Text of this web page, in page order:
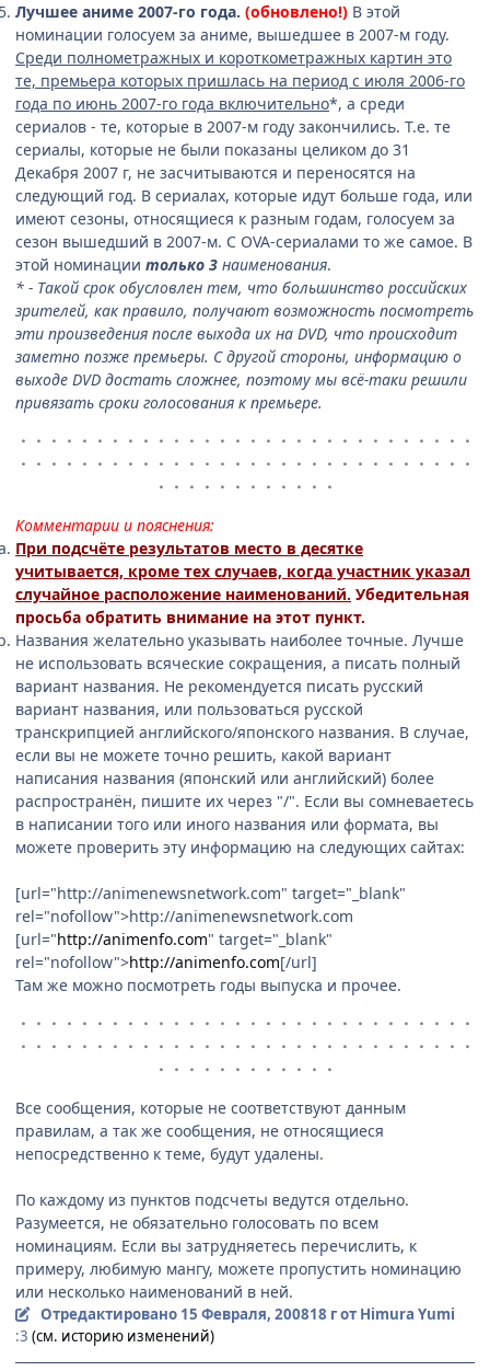
Лучшее аниме 2007-го года. (обновлено!) В этой
номинации голосуем за аниме, вышедшее в 2007-м году.
Среди полнометражных и короткометражных картин это
те, премьера которых пришлась на период с июля 2006-го
года по июнь 2007-го года включительно*, а среди
сериалов - те, которые в 2007-м году закончились. Т.е. те
сериалы, которые не были показаны целиком до 31
Декабря 2007 г, не засчитываются и переносятся на
следующий год. В сериалах, которые идут больше года, или
имеют сезоны, относящиеся к разным годам, голосуем за
сезон вышедший в 2007-м. С OVA-сериалами то же самое. В
этой номинации только 3 наименования.
* - Такой срок обусловлен тем, что большинство российских
зрителей, как правило, получают возможность посмотреть
эти произведения после выхода их на DVD, что происходит
заметно позже премьеры. С другой стороны, информацию о
выходе DVD достать сложнее, поэтому мы всё-таки решили
привязать сроки голосования к премьере.
・・・・・・・・・・・・・・・・・・・・・・・・・・・・・・
・・・・・・・・・・・・・・・・・・・・・・・・・・・・・・
・・・・・・・・・・・・
Комментарии и пояснения:
При подсчёте результатов место в десятке
учитывается, кроме тех случаев, когда участник указал
случайное расположение наименований. Убедительная
просьба обратить внимание на этот пункт.
Названия желательно указывать наиболее точные. Лучше
не использовать всяческие сокращения, а писать полный
вариант названия. Не рекомендуется писать русский
вариант названия, или пользоваться русской
транскрипцией английского/японского названия. В случае,
если вы не можете точно решить, какой вариант
написания названия (японский или английский) более
распространён, пишите их через "/". Если вы сомневаетесь
в написании того или иного названия или формата, вы
можете проверить эту информацию на следующих сайтах:
[url="http://animenewsnetwork.com" target="_blank"
rel="nofollow">http://animenewsnetwork.com
[url="http://animenfo.com" target="_blank"
rel="nofollow">http://animenfo.com[/url]
Там же можно посмотреть годы выпуска и прочее.
・・・・・・・・・・・・・・・・・・・・・・・・・・・・・・
・・・・・・・・・・・・・・・・・・・・・・・・・・・・・・
・・・・・・・・・・・・
Все сообщения, которые не соответствуют данным
правилам, а так же сообщения, не относящиеся
непосредственно к теме, будут удалены.
По каждому из пунктов подсчеты ведутся отдельно.
Разумеется, не обязательно голосовать по всем
номинациям. Если вы затрудняетесь перечислить, к
примеру, любимую мангу, можете пропустить номинацию
или несколько наименований в ней.
Отредактировано 15 Февраля, 200818 гот Himura Yumi
:3 (см. историю изменений)